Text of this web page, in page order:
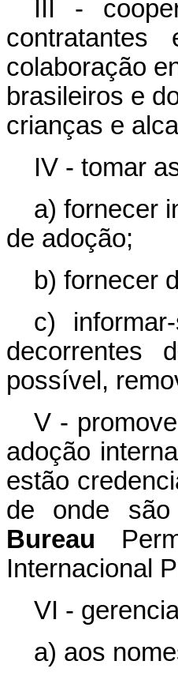
III -
colaboração
brasileiros e
crianças e
IV - tomar
a) fornecer
de adoção;
b) fornecer
c)
decorrentes
possível,
V -
adoção
estão
de onde são
Bureau
Internacional
VI -
a) aos